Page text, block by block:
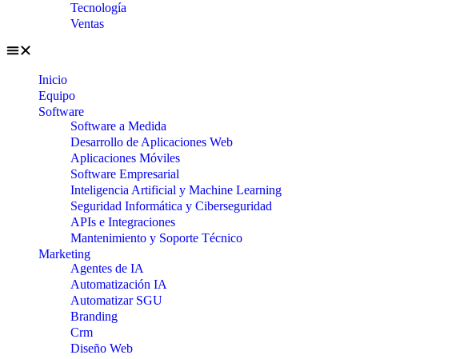
Tecnología
Ventas
Inicio
Equipo
Software
Software a Medida
Desarrollo de Aplicaciones Web
Aplicaciones Móviles
Software Empresarial
Inteligencia Artificial y Machine Learning
Seguridad Informática y Ciberseguridad
APIs e Integraciones
Mantenimiento y Soporte Técnico
Marketing
Agentes de IA
Automatización IA
Automatizar SGU
Branding
Crm
Diseño Web